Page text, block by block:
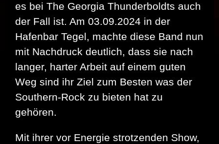
es bei The Georgia Thunderboldts auch
der Fall ist. Am 03.09.2024 in der
Hafenbar Tegel, machte diese Band nun
mit Nachdruck deutlich, dass sie nach
langer, harter Arbeit auf einem guten
Weg sind ihr Ziel zum Besten was der
Southern-Rock zu bieten hat zu
gehören.
Mit ihrer vor Energie strotzenden Show,